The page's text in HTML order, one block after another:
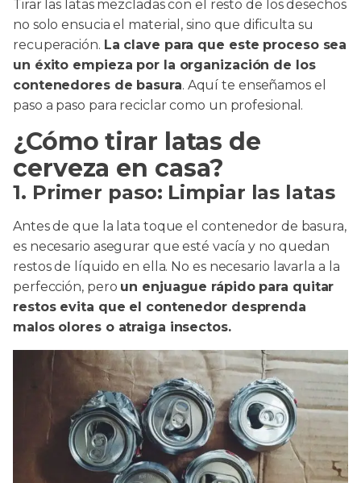
Tirar las latas mezcladas con el resto de los desechos
no solo ensucia el material, sino que dificulta su
recuperación. La clave para que este proceso sea
un éxito empieza por la organización de los
contenedores de basura. Aquí te enseñamos el
paso a paso para reciclar como un profesional.
¿Cómo tirar latas de
cerveza en casa?
1. Primer paso: Limpiar las latas
Antes de que la lata toque el contenedor de basura,
es necesario asegurar que esté vacía y no quedan
restos de líquido en ella. No es necesario lavarla a la
perfección, pero un enjuague rápido para quitar
restos evita que el contenedor desprenda
malos olores o atraiga insectos.